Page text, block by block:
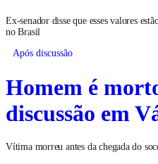
Ex-senador disse que esses valores
no Brasil
Após discussão
Homem é
discussão em
Vítima morreu antes da chegada do